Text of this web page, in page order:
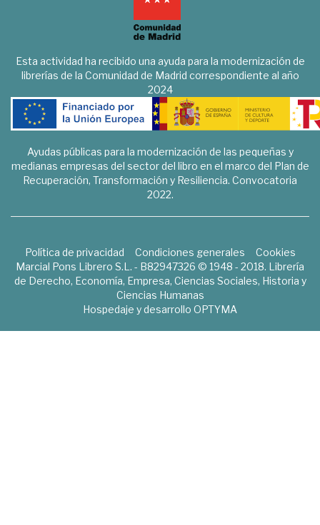
Esta actividad ha recibido una ayuda para la modernización de
librerías de la Comunidad de Madrid correspondiente al año
2024
Ayudas públicas para la modernización de las pequeñas y
medianas empresas del sector del libro en el marco del Plan de
Recuperación, Transformación y Resiliencia. Convocatoria
2022.
Política de privacidad Condiciones generales
Cookies
Marcial Pons Librero S.L. - B82947326 © 1948 - 2018. Librería
de Derecho, Economía, Empresa, Ciencias Sociales, Historia y
Ciencias Humanas
Hospedaje y desarrollo OPTYMA